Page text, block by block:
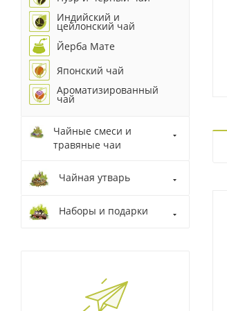
Индийский и
цейлонский чай
Йерба Мате
Японский чай
Ароматизированный
чай
Чайные смеси и
травяные чаи
Чайная утварь
Наборы и подарки